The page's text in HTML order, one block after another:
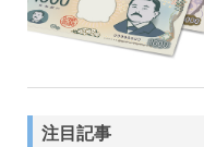
注目記事